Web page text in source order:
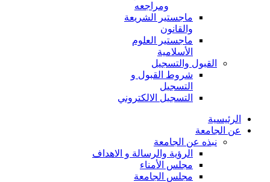
ومراجعه
ماجستير الشريعة
والقانون
ماجستير العلوم
الأسلامية
القبول والتسجيل
شروط القبول و
التسجيل
التسجيل الالكتروني
الرئيسية
عن الجامعة
نبذه عن الجامعة
الرؤية والرسالة و الاهداف
مجلس الأمناء
مجلس الجامعة